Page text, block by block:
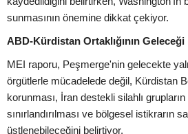
sunmasının önemine dikkat çekiyor.
ABD-Kürdistan Ortaklığının Geleceği
MEI raporu, Peşmerge'nin gelecekte
örgütlerle mücadelede değil, Kürdistan
korunması, İran destekli silahlı grupların
sınırlandırılması ve bölgesel istikrarın
üstlenebileceğini belirtiyor.